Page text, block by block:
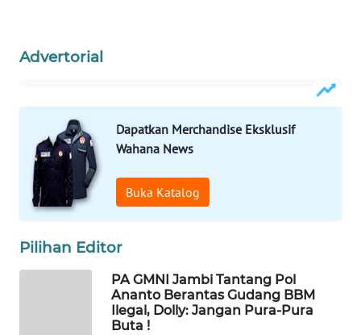
Advertorial
Dapatkan Merchandise Eksklusif
Wahana News
Buka Katalog
Pilihan Editor
PA GMNI Jambi Tantang Pol
Ananto Berantas Gudang BBM
Ilegal, Dolly: Jangan Pura-Pura
Buta !
KONSUMEN
LISTRIK
WAHANA
TRAVEL
WAHANA
WAHANANEWS